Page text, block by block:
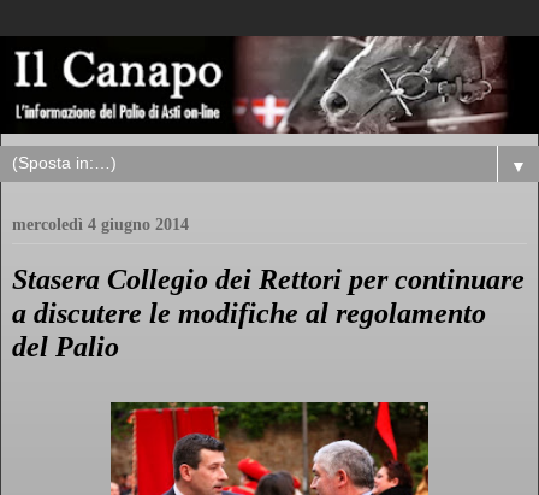
▼
mercoledì 4 giugno 2014
Stasera Collegio dei Rettori per continuare
a discutere le modifiche al regolamento
del Palio